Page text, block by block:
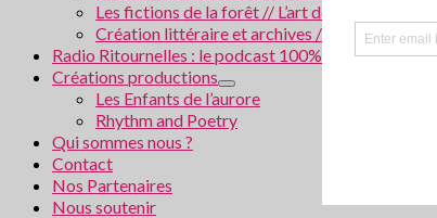
Les fictions de la forêt // L’art de grandir 2023
Création littéraire et archives / La police
Radio Ritournelles : le podcast 100% littéraire
Créations productions
Les Enfants de l’aurore
Rhythm and Poetry
Qui sommes nous ?
Contact
Nos Partenaires
Nous soutenir